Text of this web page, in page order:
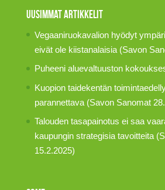
Uusimmat artikkelit
Vegaaniruokavalion hyödyt
eivät ole kiistanalaisia (Savon
Puheeni aluevaltuuston
Kuopion taidekentän
parannettava (Savon Sanomat
Talouden tasapainotus ei saa
kaupungin strategisia tavoitteita
15.2.2025)